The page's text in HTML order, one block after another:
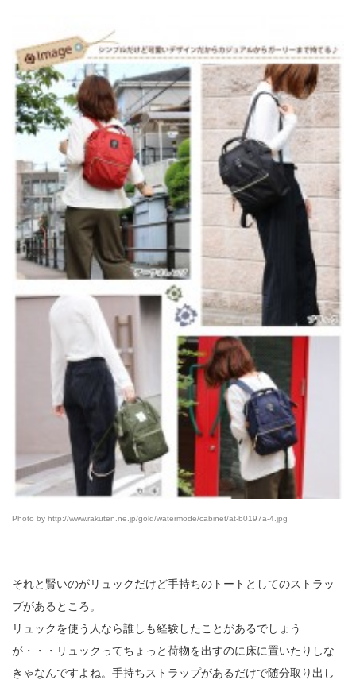
Photo by http://www.rakuten.ne.jp/gold/watermode/cabinet/at-b0197a-4.jpg
それと賢いのがリュックだけど手持ちのトートとしてのストラッ
プがあるところ。
リュックを使う人なら誰しも経験したことがあるでしょう
が・・・リュックってちょっと荷物を出すのに床に置いたりしな
きゃなんですよね。手持ちストラップがあるだけで随分取り出し